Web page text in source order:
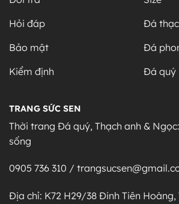
Hỏi đáp
Bảo mật
Kiểm định
Đá
Đá
Đá quý
TRANG SỨC SEN
Thời trang Đá quý, Thạch anh &
sống
0905 736 310 /
Địa chỉ: K72 H29/38 Đinh Tiên Hoàng,